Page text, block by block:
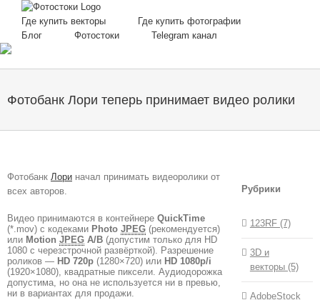
content
Где купить векторы
Где купить фотографии
Блог
Фотостоки Telegram канал
Фотобанк Лори теперь принимает видео ролики
Фотобанк Лори начал принимать видеоролики от
всех авторов.
Видео принимаются в контейнере QuickTime
(*.mov) с кодеками Photo JPEG (рекомендуется)
или Motion JPEG A/B (допустим только для HD
1080 с черезстрочной развёрткой). Разрешение
роликов — HD 720p (1280×720) или HD 1080p/i
(1920×1080), квадратные пиксели. Аудиодорожка
допустима, но она не используется ни в превью,
ни в вариантах для продажи.
Рубрики
123RF (7)
3D и
векторы (5)
AdobeStock